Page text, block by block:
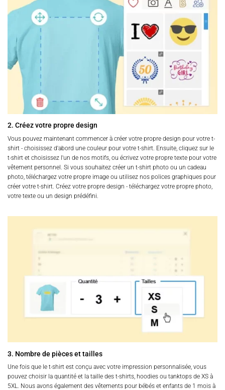
2. Créez votre propre design
Vous pouvez maintenant commencer à créer votre propre design pour votre t-
shirt - choisissez d'abord une couleur pour votre t-shirt. Ensuite, cliquez sur le
t-shirt et choisissez l'un de nos motifs, ou écrivez votre propre texte pour votre
vêtement personnel. Si vous souhaitez créer un t-shirt photo ou un cadeau
photo, téléchargez votre propre image ou utilisez nos polices graphiques pour
créer votre t-shirt. Créez votre propre design - téléchargez votre propre photo,
votre texte ou un design prédéfini.
3. Nombre de pièces et tailles
Une fois que le t-shirt est conçu avec votre impression personnalisée, vous
pouvez choisir la quantité et la taille des t-shirts, hoodies ou tanktops de XS à
5XL. Nous avons également des vêtements pour bébés et enfants de 1 mois à